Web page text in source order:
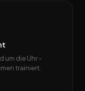
um die Uhr –
trainiert.